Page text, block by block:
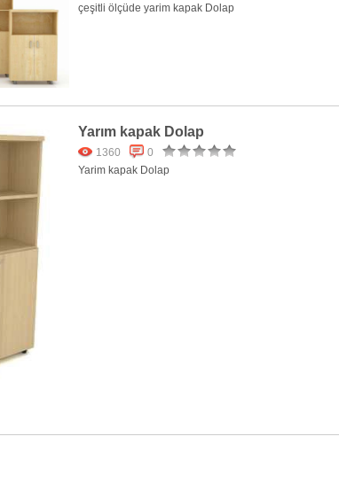
çeşitli ölçüde yarim kapak Dolap
Yarım kapak Dolap
1360
0
Yarim kapak Dolap